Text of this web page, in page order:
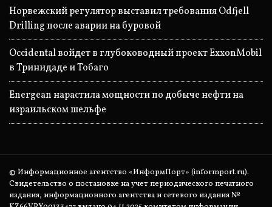
Норвежский регулятор выставил требования Odfjell
Drilling после аварии на буровой
Occidental войдет в глубоководный проект ExxonMobil
в Тринидаде и Тобаго
Energean нарастила мощности по добыче нефти на
израильском шельфе
© Информационное агентство «ИнформПорт» (informport.ru).
Свидетельство о постановке на учет периодического печатного
издания, информационного агентства и сетевого издания №